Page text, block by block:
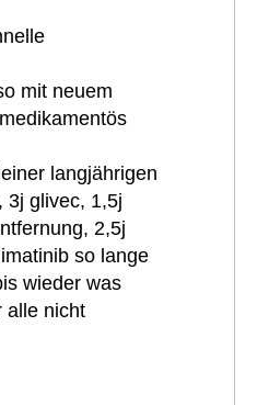
mit neuem
langjährigen
3j glivec, 1,5j
2,5j
so lange
wieder was
alle nicht